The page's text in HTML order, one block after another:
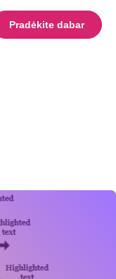
Pradėkite dabar